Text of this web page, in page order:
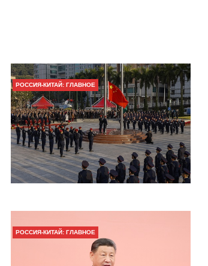
РОССИЯ-КИТАЙ: ГЛАВНОЕ
РОССИЯ-КИТАЙ: ГЛАВНОЕ